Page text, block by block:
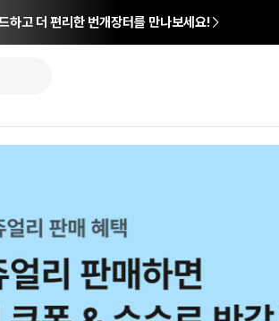
하고 더 편리한 번개장터를 만나보세요!